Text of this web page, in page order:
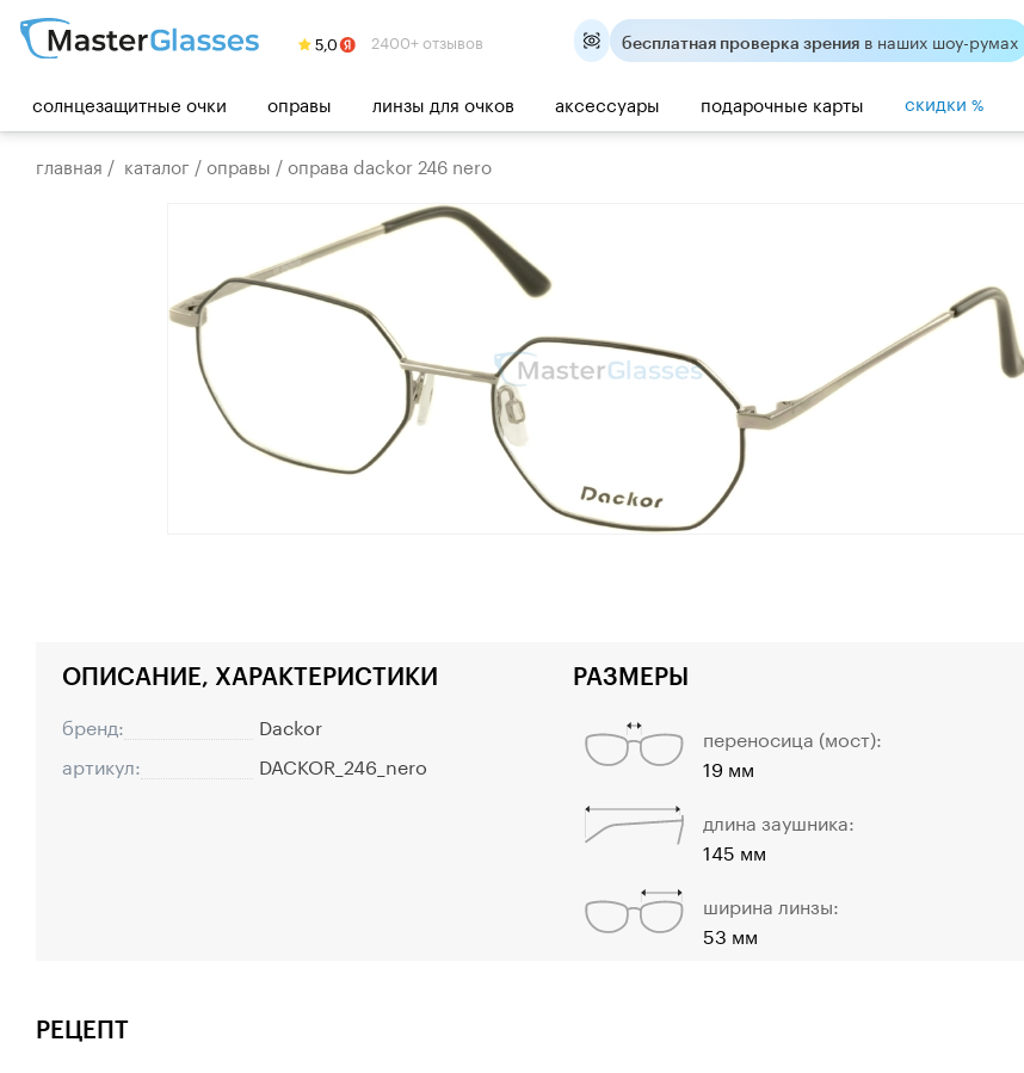
2400+ отзывов бесплатная проверка зрения в наших шоу-румах
солнцезащитные очки оправы линзы для очков аксессуары подарочные карты скидки %
главная / каталог /оправы /оправа dackor 246 nero
ОПИСАНИЕ, ХАРАКТЕРИСТИКИ
бренд:
Dackor
артикул:
DACKOR_246_nero
РАЗМЕРЫ
переносица (мост):
19 мм
длина заушника:
145 мм
ширина линзы:
53 мм
РЕЦЕПТ